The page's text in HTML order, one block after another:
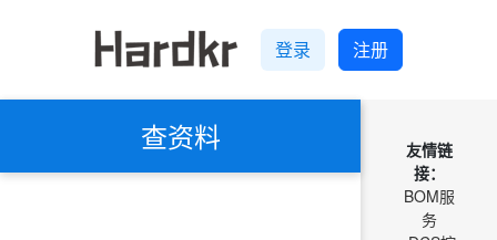
登录 注册
查资料
友情链
接：
BOM服
务